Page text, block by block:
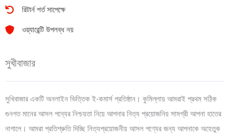
রিটার্ন শর্ত সাপেক্ষে
ওয়্যারেন্টি উপলব্ধ নয়
সুখীবাজার
সুখিবাজার একটি অনলাইন ভিত্তিক ই-কমার্স প্রতিষ্ঠান। কুমিল্লায় আমরাই প্রথম সঠিক
গুনগত মানের আসল পন্যের নিশ্চয়তা নিয়ে আপনার নিত্য প্রয়োজনিয় সামগ্রী আপনা হাতের
নাগালে। আমরা প্রতিশ্রুতি দিচ্ছি নিত্যপ্রয়োজনীয় আসল পণ্যের জন্য আপনাকে অহেতুক